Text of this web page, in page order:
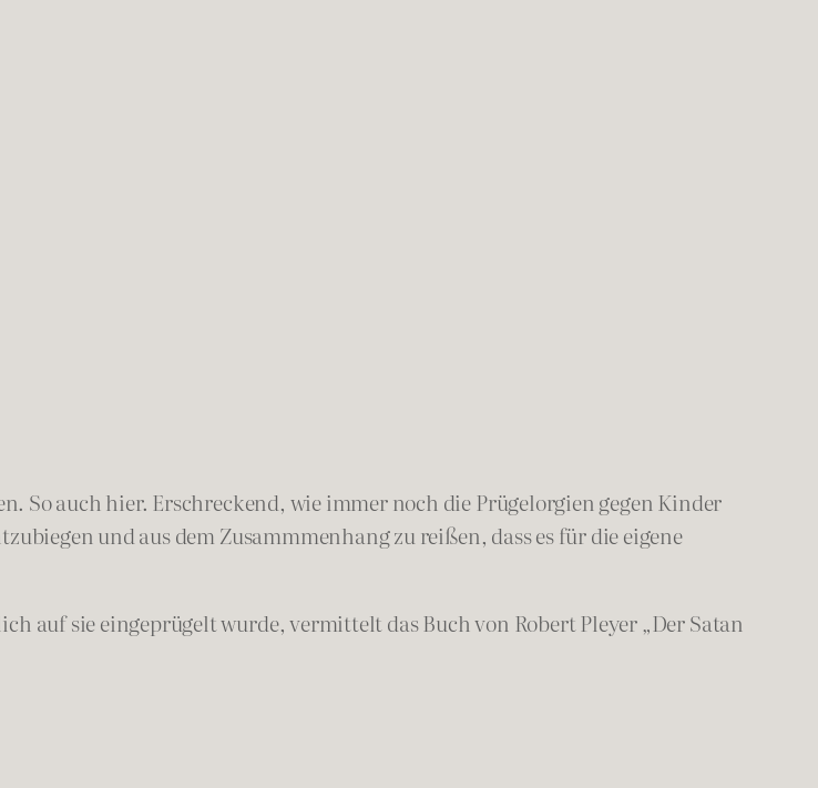
So auch hier. Erschreckend, wie immer noch die Prügelorgien gegen Kinder
und aus dem Zusammmenhang zu reißen, dass es für die eigene
sie eingeprügelt wurde, vermittelt das Buch von Robert Pleyer „Der Satan